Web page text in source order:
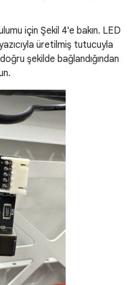
için Şekil 4'e bakın. LED
üretilmiş tutucuyla
şekilde bağlandığından